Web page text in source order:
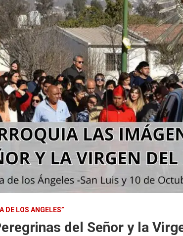
DE LOS ANGELES”
del Señor y la